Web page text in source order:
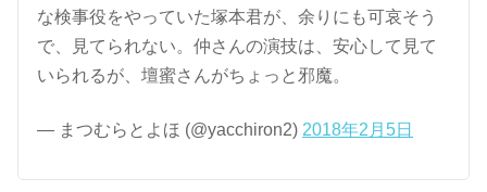
な検事役をやっていた塚本君が、余りにも可哀そう
で、見てられない。仲さんの演技は、安心して見て
いられるが、壇蜜さんがちょっと邪魔。
— まつむらとよほ (@yacchiron2)2018年2月5日